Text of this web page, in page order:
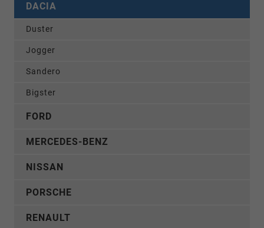
DACIA
Duster
Jogger
Sandero
Bigster
FORD
MERCEDES-BENZ
NISSAN
PORSCHE
RENAULT